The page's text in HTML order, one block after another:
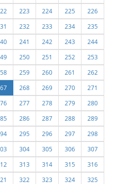
223 224 225
226
232 233 234
235
241 242 243
244
250 251 252
253
259 260 261
262
268 269 270
271
277 278 279
280
286 287 288
289
295 296 297
298
304 305 306
307
313 314 315
316
322 323 324
325